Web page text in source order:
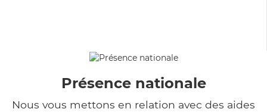
Présence nationale
Nous vous mettons en relation avec des aides